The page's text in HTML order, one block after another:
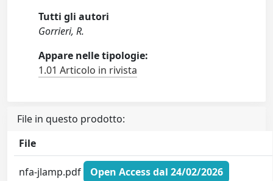
Tutti gli autori
Gorrieri, R.
Appare nelle tipologie:
1.01 Articolo in rivista
File in questo prodotto:
File
nfa-jlamp.pdf
Open Access dal 24/02/2026